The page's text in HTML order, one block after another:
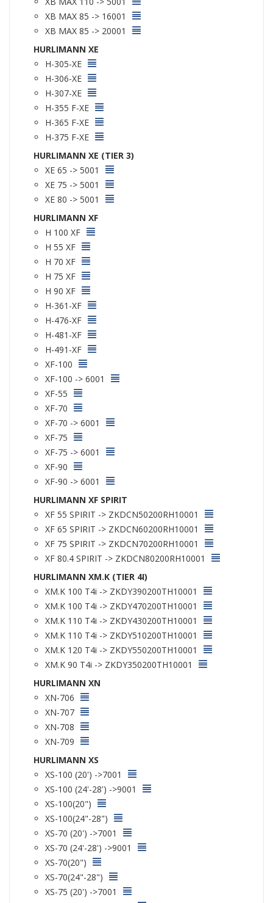
XB MAX 85 -> 16001
XB MAX 85 -> 20001
HURLIMANN XE
H-305-XE
H-306-XE
H-307-XE
H-355 F-XE
H-365 F-XE
H-375 F-XE
HURLIMANN XE (TIER 3)
XE 65 -> 5001
XE 75 -> 5001
XE 80 -> 5001
HURLIMANN XF
H 100 XF
H 55 XF
H 70 XF
H 75 XF
H 90 XF
H-361-XF
H-476-XF
H-481-XF
H-491-XF
XF-100
XF-100 -> 6001
XF-55
XF-70
XF-70 -> 6001
XF-75
XF-75 -> 6001
XF-90
XF-90 -> 6001
HURLIMANN XF SPIRIT
XF 55 SPIRIT -> ZKDCN50200RH10001
XF 65 SPIRIT -> ZKDCN60200RH10001
XF 75 SPIRIT -> ZKDCN70200RH10001
XF 80.4 SPIRIT -> ZKDCN80200RH10001
HURLIMANN XM.K (TIER 4I)
XM.K 100 T4i -> ZKDY390200TH10001
XM.K 100 T4i -> ZKDY470200TH10001
XM.K 110 T4i -> ZKDY430200TH10001
XM.K 110 T4i -> ZKDY510200TH10001
XM.K 120 T4i -> ZKDY550200TH10001
XM.K 90 T4i -> ZKDY350200TH10001
HURLIMANN XN
XN-706
XN-707
XN-708
XN-709
HURLIMANN XS
XS-100 (20') ->7001
XS-100 (24'-28') ->9001
XS-100(20")
XS-100(24"-28")
XS-70 (20') ->7001
XS-70 (24'-28') ->9001
XS-70(20")
XS-70(24"-28")
XS-75 (20') ->7001